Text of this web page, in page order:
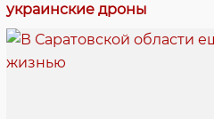
украинские дроны